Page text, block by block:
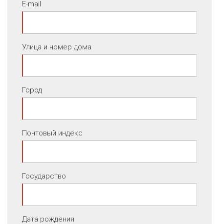
E-mail
Улица и номер дома
Город
Почтовый индекс
Государство
Дата рождения